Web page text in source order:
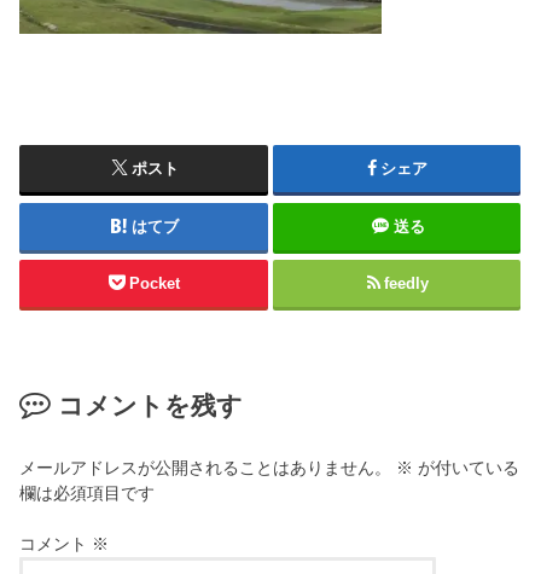
ポスト シェア
はてブ 送る
Pocket feedly
コメントを残す
メールアドレスが公開されることはありません。 ※ が付いている
欄は必須項目です
コメント ※